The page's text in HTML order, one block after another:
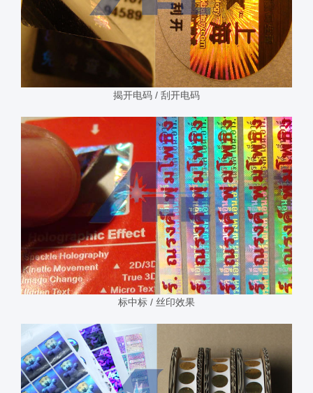
揭开电码 / 刮开电码
标中标 / 丝印效果